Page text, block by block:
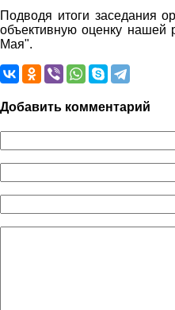
Подводя итоги заседания
объективную оценку
Мая".
Добавить комментарий